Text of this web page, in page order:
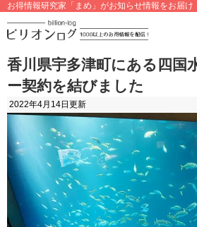
お得情報研究家「まめ」がお知らせ情報をお届け
香川県宇多津町にある四国
ー契約を結びました
2022年4月14日 更新